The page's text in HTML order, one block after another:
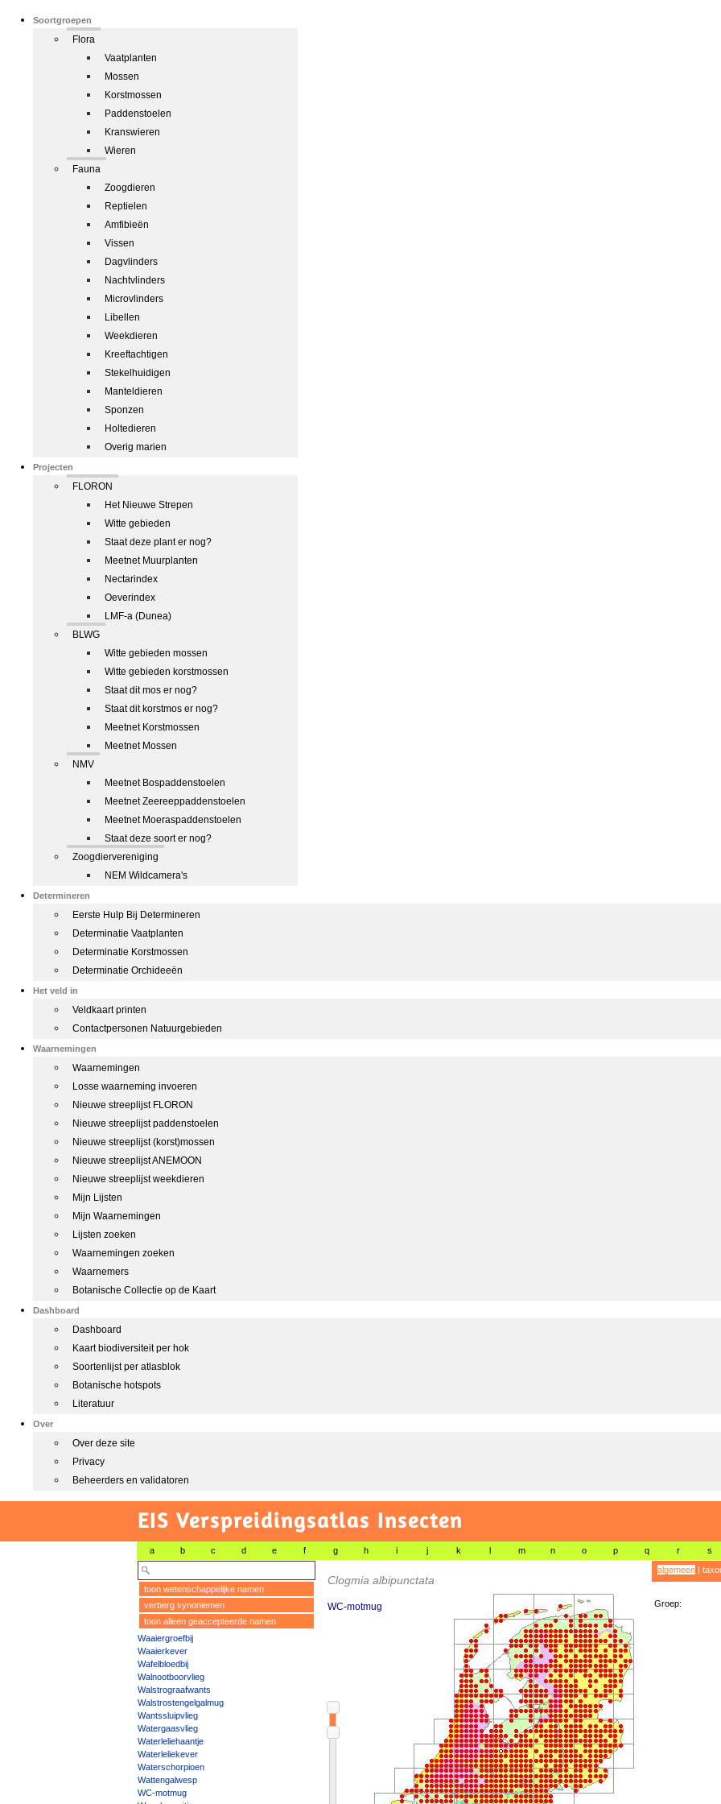
Soortgroepen
Flora
Vaatplanten
Mossen
Korstmossen
Paddenstoelen
Kranswieren
Wieren
Fauna
Zoogdieren
Reptielen
Amfibieën
Vissen
Dagvlinders
Nachtvlinders
Microvlinders
Libellen
Weekdieren
Kreeftachtigen
Stekelhuidigen
Manteldieren
Sponzen
Holtedieren
Overig marien
Projecten
FLORON
Het Nieuwe Strepen
Witte gebieden
Staat deze plant er nog?
Meetnet Muurplanten
Nectarindex
Oeverindex
LMF-a (Dunea)
BLWG
Witte gebieden mossen
Witte gebieden korstmossen
Staat dit mos er nog?
Staat dit korstmos er nog?
Meetnet Korstmossen
Meetnet Mossen
NMV
Meetnet Bospaddenstoelen
Meetnet Zeereeppaddenstoelen
Meetnet Moeraspaddenstoelen
Staat deze soort er nog?
Zoogdiervereniging
NEM Wildcamera's
Determineren
Eerste Hulp Bij Determineren
Determinatie Vaatplanten
Determinatie Korstmossen
Determinatie Orchideeën
Het veld in
Veldkaart printen
Contactpersonen Natuurgebieden
Waarnemingen
Waarnemingen
Losse waarneming invoeren
Nieuwe streeplijst FLORON
Nieuwe streeplijst paddenstoelen
Nieuwe streeplijst (korst)mossen
Nieuwe streeplijst ANEMOON
Nieuwe streeplijst weekdieren
Mijn Lijsten
Mijn Waarnemingen
Lijsten zoeken
Waarnemingen zoeken
Waarnemers
Botanische Collectie op de Kaart
Dashboard
Dashboard
Kaart biodiversiteit per hok
Soortenlijst per atlasblok
Botanische hotspots
Literatuur
Over
Over deze site
Privacy
Beheerders en validatoren
EIS Verspreidingsatlas Insecten
a b c d e f g h i j k l m n o p q r s
toon wetenschappelijke namen
verberg synoniemen
toon alleen geaccepteerde namen
Waaiergroefbij
Waaierkever
Wafelbloedbij
Walnootboorvlieg
Walstrograafwants
Walstrostengelgalmug
Wantssluipvlieg
Watergaasvlieg
Waterleliehaantje
Waterleliekever
Waterschorpioen
Wattengalwesp
WC-motmug
Clogmia albipunctata
WC-motmug
algemeen|
Groep: